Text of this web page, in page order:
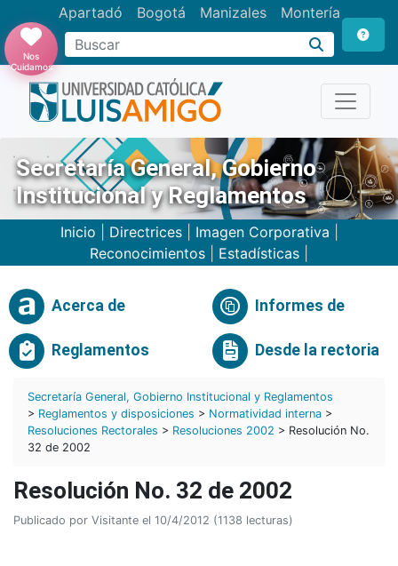
Apartadó Bogotá Manizales Montería
Buscar
Nos
Cuidamos
Secretaría General, Gobierno
Institucional y Reglamentos
Inicio Directrices| Imagen Corporativa
Reconocimientos
Estadísticas
Acerca de Informes de
Reglamentos Desde la rectoria
Secretaría General, Gobierno Institucional y Reglamentos
> Reglamentos y disposiciones > Normatividad interna >
Resoluciones Rectorales > Resoluciones 2002 > Resolución No.
32 de 2002
Resolución No. 32 de 2002
Publicado por Visitante el 10/4/2012 (1138 lecturas)